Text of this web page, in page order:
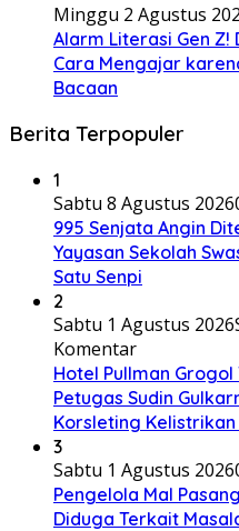
Minggu 2 Agustus
Alarm Literasi Gen Z!
Cara Mengajar
Bacaan
Berita Terpopuler
1
Sabtu 8 Agustus 2026
995 Senjata Angin
Yayasan Sekolah
Satu Senpi
2
Sabtu 1 Agustus 2026
Komentar
Hotel Pullman
Petugas Sudin
Korsleting Kelistrikan
3
Sabtu 1 Agustus 2026
Pengelola Mal
Diduga Terkait